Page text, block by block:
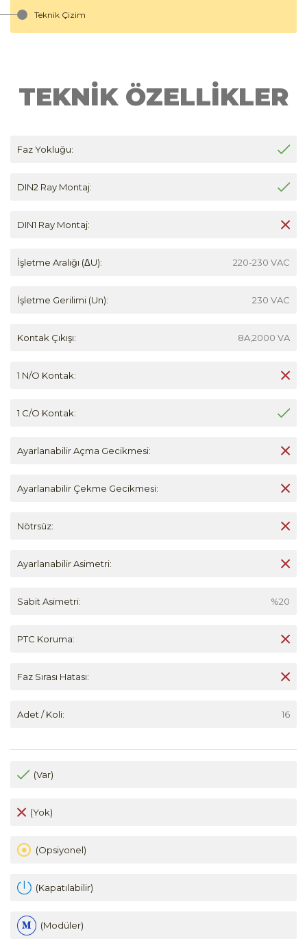
Teknik Çizim
TEKNİK ÖZELLİKLER
Faz Yokluğu:
DIN2 Ray Montaj:
DIN1 Ray Montaj:
İşletme Aralığı (ΔU): 220-230 VAC
İşletme Gerilimi (Un): 230 VAC
Kontak Çıkışı: 8A,2000 VA
1 N/O Kontak:
1 C/O Kontak:
Ayarlanabilir Açma Gecikmesi:
Ayarlanabilir Çekme Gecikmesi:
Nötrsüz:
Ayarlanabilir Asimetri:
Sabit Asimetri: %20
PTC Koruma:
Faz Sırası Hatası:
Adet / Koli: 16
(Var)
(Yok)
(Opsiyonel)
(Kapatılabilir)
(Modüler)